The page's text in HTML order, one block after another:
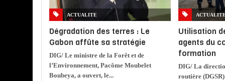
ACTUALITE
Dégradation des terres : Le
Gabon affûte sa stratégie
DIG/ Le ministre de la Forêt et de
l’Environnement, Pacôme Moubelet
Boubeya, a ouvert, le...
Utilisation
agents du
formation
DIG/ La
routière